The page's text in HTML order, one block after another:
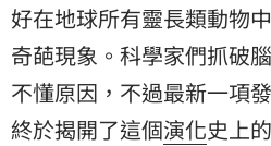
好在地球所有靈長類動物
奇葩現象。科學家們抓破
不懂原因，不過最新一項
終於揭開了這個演化史上